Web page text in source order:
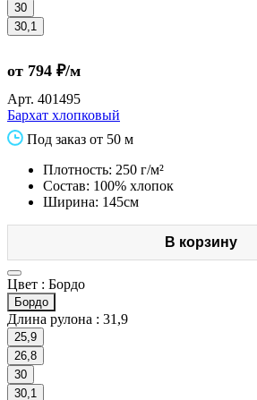
30
30,1
от 794 ₽/м
Арт. 401495
Бархат хлопковый
Под заказ от 50 м
Плотность: 250 г/м²
Состав: 100% хлопок
Ширина: 145см
В корзину
Цвет : Бордо
Бордо
Длина рулона : 31,9
25,9
26,8
30
30,1